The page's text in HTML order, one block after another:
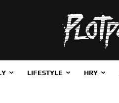
LIFESTYLE HRY